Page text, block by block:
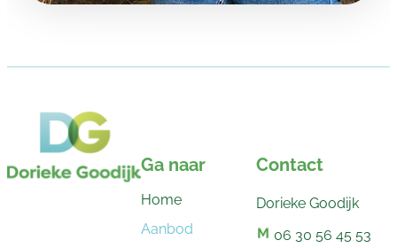
Ga naar
Home
Aanbod
Contact
Dorieke Goodijk
06 30 56 45 53